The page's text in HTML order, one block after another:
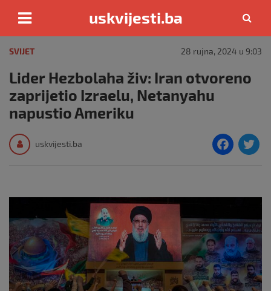
content
uskvijesti.ba
SVIJET 28 rujna, 2024 u 9:03
Lider Hezbolaha živ: Iran otvoreno
zaprijetio Izraelu, Netanyahu
napustio Ameriku
uskvijesti.ba
F
e
b
o
o
k